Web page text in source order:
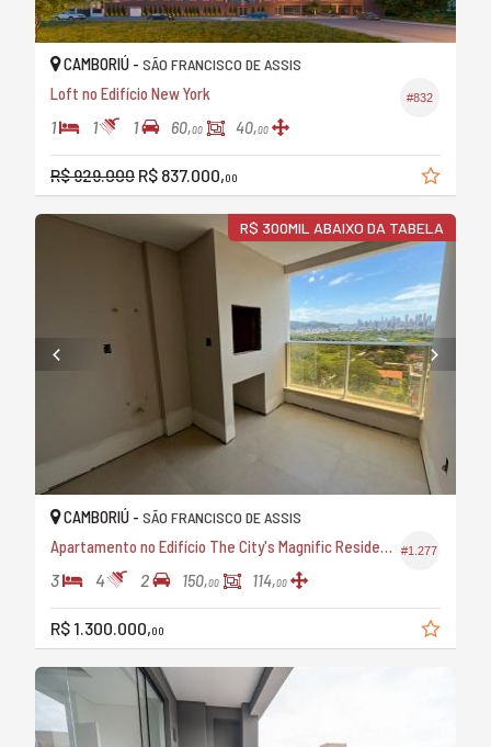
#832
CAMBORIÚ - SÃO FRANCISCO DE ASSIS
Loft no Edifício New York
1 1 1 60,00 40,00
R$ 929.000 R$ 837.000,00
R$ 300MIL ABAIXO DA TABELA
#1.277
CAMBORIÚ - SÃO FRANCISCO DE ASSIS
3 4 2 150,00 114,00
R$ 1.300.000,00